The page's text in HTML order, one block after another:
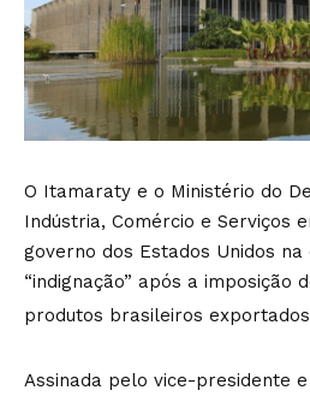
O Itamaraty e o Ministério do
Indústria, Comércio e Serviços
governo dos Estados Unidos
“indignação” após a imposição
produtos brasileiros
Assinada pelo vice-presidente